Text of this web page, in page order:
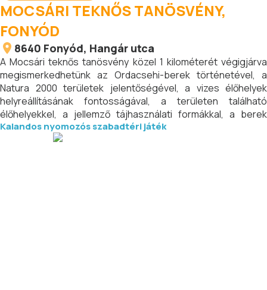
MOCSÁRI TEKNŐS TANÖSVÉNY,
FONYÓD
8640 Fonyód, Hangár utca
A Mocsári teknős tanösvény közel 1 kilométerét végigjárva
megismerkedhetünk az Ordacsehi-berek történetével, a
Natura 2000 területek jelentőségével, a vizes élőhelyek
helyreállításának fontosságával, a területen található
élőhelyekkel, a jellemző tájhasználati formákkal, a berek
élővilágával, valamint a nem kívánt betolakodókkal, azaz az
inváziós élőlényekkel, melyek veszélyeztetik az itt élő
Kalandos nyomozós szabadtéri játék